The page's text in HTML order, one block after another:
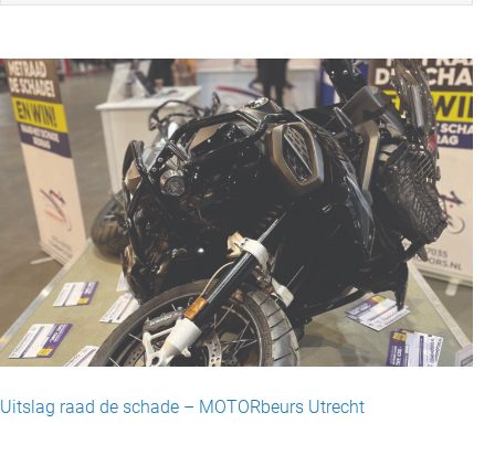
Uitslag raad de schade – MOTORbeurs Utrecht